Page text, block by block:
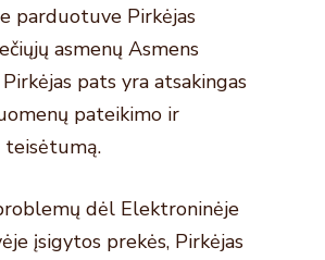
parduotuve Pirkėjas
asmenų Asmens
pats yra atsakingas
pateikimo ir
teisėtumą.
dėl Elektroninėje
įsigytos prekės, Pirkėjas